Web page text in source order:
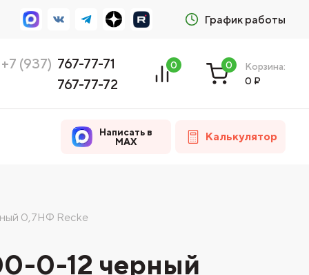
График работы
+7 (937) 767-77-71
767-77-72
0 0
Корзина:
0 ₽
Написать в
MAX
Калькулятор
0,7НФ Recke
0-12 черный